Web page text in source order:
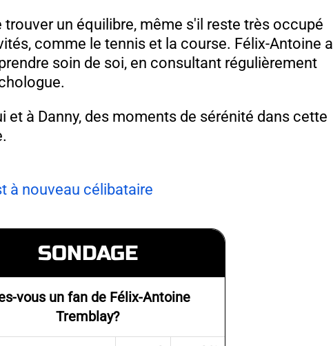
trouver un équilibre, même s'il reste très occupé
comme le tennis et la course. Félix-Antoine a
soin de soi, en consultant régulièrement
et à Danny, des moments de sérénité dans cette
à nouveau célibataire
SONDAGE
vous un fan de Félix-Antoine
Tremblay?